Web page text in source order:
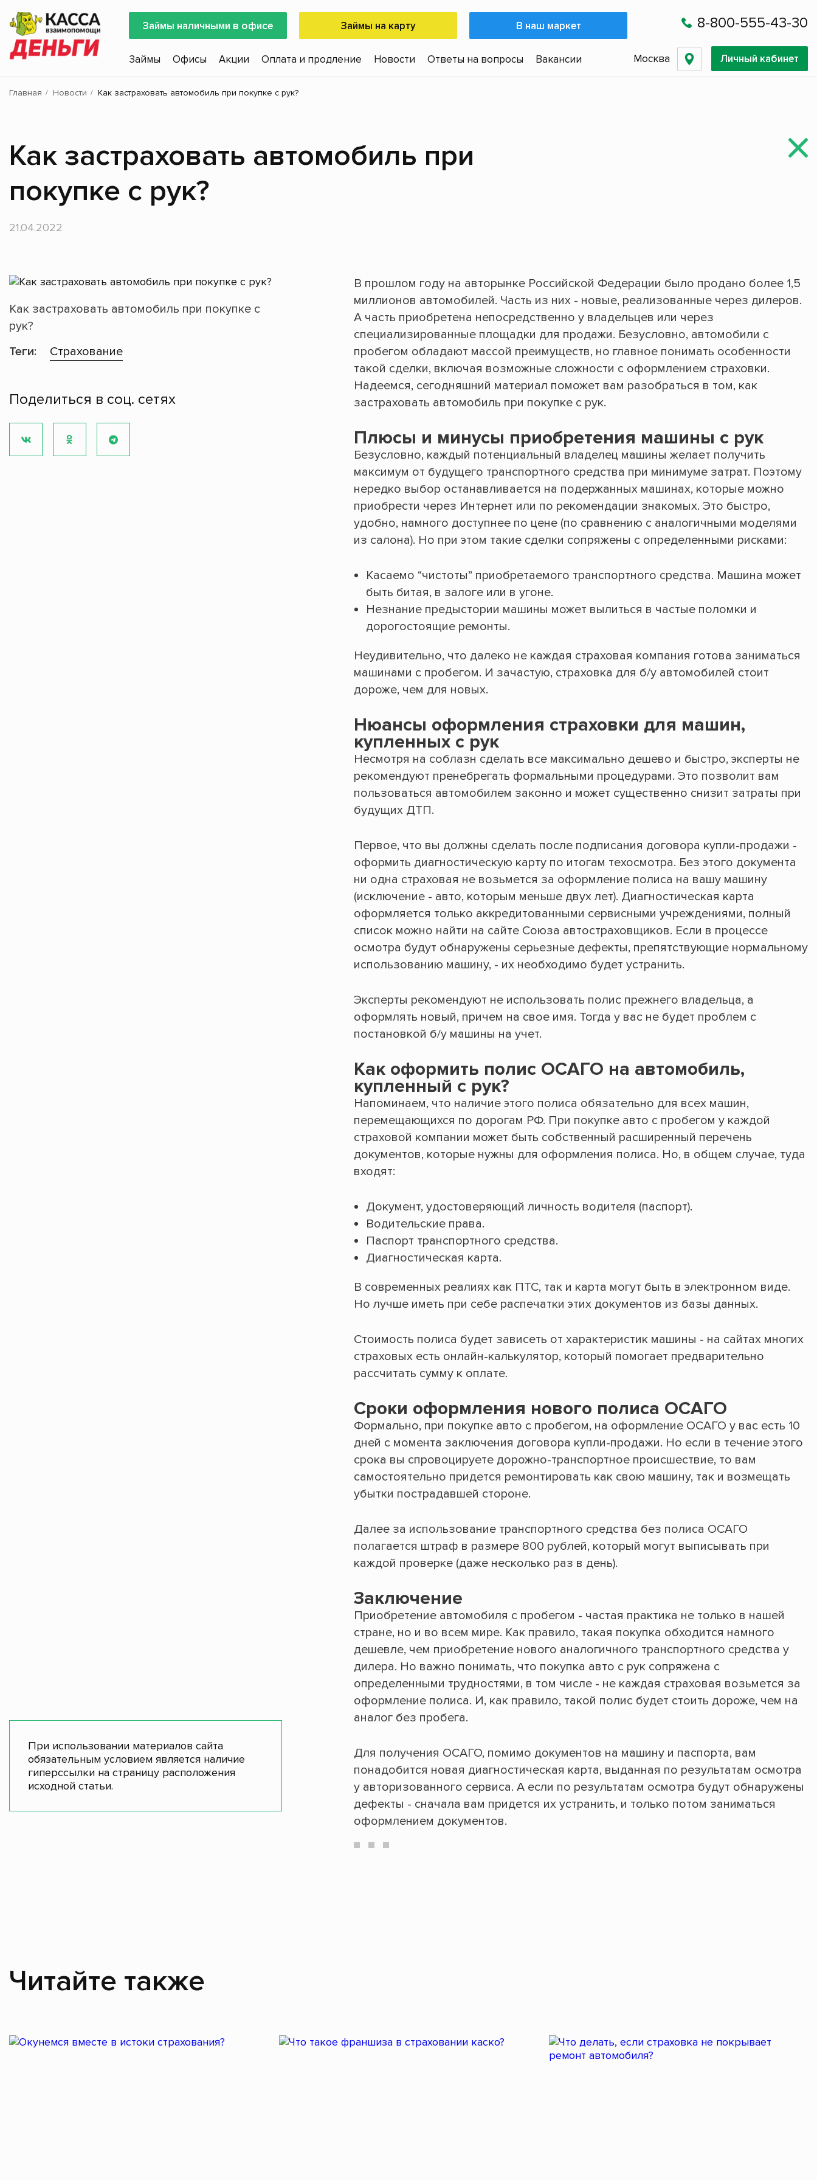
Займы наличными в офисе Займы на карту В наш маркет 8-800-555-43-30
Займы Офисы Акции Оплата и продление Новости Ответы на вопросы Вакансии Москва Личный кабинет
Главная Новости Как застраховать автомобиль при покупке с рук?
Как застраховать автомобиль при
покупке с рук?
21.04.2022
Как застраховать автомобиль при покупке с
рук?
Теги:
Страхование
Поделиться в соц. сетях
При использовании материалов сайта
обязательным условием является наличие
гиперссылки на страницу расположения
исходной статьи.
В прошлом году на авторынке Российской Федерации было продано более 1,5
миллионов автомобилей. Часть из них - новые, реализованные через дилеров.
А часть приобретена непосредственно у владельцев или через
специализированные площадки для продажи. Безусловно, автомобили с
пробегом обладают массой преимуществ, но главное понимать особенности
такой сделки, включая возможные сложности с оформлением страховки.
Надеемся, сегодняшний материал поможет вам разобраться в том, как
застраховать автомобиль при покупке с рук.
Плюсы и минусы приобретения машины с рук
Безусловно, каждый потенциальный владелец машины желает получить
максимум от будущего транспортного средства при минимуме затрат. Поэтому
нередко выбор останавливается на подержанных машинах, которые можно
приобрести через Интернет или по рекомендации знакомых. Это быстро,
удобно, намного доступнее по цене (по сравнению с аналогичными моделями
из салона). Но при этом такие сделки сопряжены с определенными рисками:
Касаемо “чистоты” приобретаемого транспортного средства. Машина может
быть битая, в залоге или в угоне.
Незнание предыстории машины может вылиться в частые поломки и
дорогостоящие ремонты.
Неудивительно, что далеко не каждая страховая компания готова заниматься
машинами с пробегом. И зачастую, страховка для б/у автомобилей стоит
дороже, чем для новых.
Нюансы оформления страховки для машин,
купленных с рук
Несмотря на соблазн сделать все максимально дешево и быстро, эксперты не
рекомендуют пренебрегать формальными процедурами. Это позволит вам
пользоваться автомобилем законно и может существенно снизит затраты при
будущих ДТП.
Первое, что вы должны сделать после подписания договора купли-продажи -
оформить диагностическую карту по итогам техосмотра. Без этого документа
ни одна страховая не возьмется за оформление полиса на вашу машину
(исключение - авто, которым меньше двух лет). Диагностическая карта
оформляется только аккредитованными сервисными учреждениями, полный
список можно найти на сайте Союза автостраховщиков. Если в процессе
осмотра будут обнаружены серьезные дефекты, препятствующие нормальному
использованию машину, - их необходимо будет устранить.
Эксперты рекомендуют не использовать полис прежнего владельца, а
оформлять новый, причем на свое имя. Тогда у вас не будет проблем с
постановкой б/у машины на учет.
Как оформить полис ОСАГО на автомобиль,
купленный с рук?
Напоминаем, что наличие этого полиса обязательно для всех машин,
перемещающихся по дорогам РФ. При покупке авто с пробегом у каждой
страховой компании может быть собственный расширенный перечень
документов, которые нужны для оформления полиса. Но, в общем случае, туда
входят:
Документ, удостоверяющий личность водителя (паспорт).
Водительские права.
Паспорт транспортного средства.
Диагностическая карта.
В современных реалиях как ПТС, так и карта могут быть в электронном виде.
Но лучше иметь при себе распечатки этих документов из базы данных.
Стоимость полиса будет зависеть от характеристик машины - на сайтах многих
страховых есть онлайн-калькулятор, который помогает предварительно
рассчитать сумму к оплате.
Сроки оформления нового полиса ОСАГО
Формально, при покупке авто с пробегом, на оформление ОСАГО у вас есть 10
дней с момента заключения договора купли-продажи. Но если в течение этого
срока вы спровоцируете дорожно-транспортное происшествие, то вам
самостоятельно придется ремонтировать как свою машину, так и возмещать
убытки пострадавшей стороне.
Далее за использование транспортного средства без полиса ОСАГО
полагается штраф в размере 800 рублей, который могут выписывать при
каждой проверке (даже несколько раз в день).
Заключение
Приобретение автомобиля с пробегом - частая практика не только в нашей
стране, но и во всем мире. Как правило, такая покупка обходится намного
дешевле, чем приобретение нового аналогичного транспортного средства у
дилера. Но важно понимать, что покупка авто с рук сопряжена с
определенными трудностями, в том числе - не каждая страховая возьмется за
оформление полиса. И, как правило, такой полис будет стоить дороже, чем на
аналог без пробега.
Для получения ОСАГО, помимо документов на машину и паспорта, вам
понадобится новая диагностическая карта, выданная по результатам осмотра
у авторизованного сервиса. А если по результатам осмотра будут обнаружены
дефекты - сначала вам придется их устранить, и только потом заниматься
оформлением документов.
Читайте также